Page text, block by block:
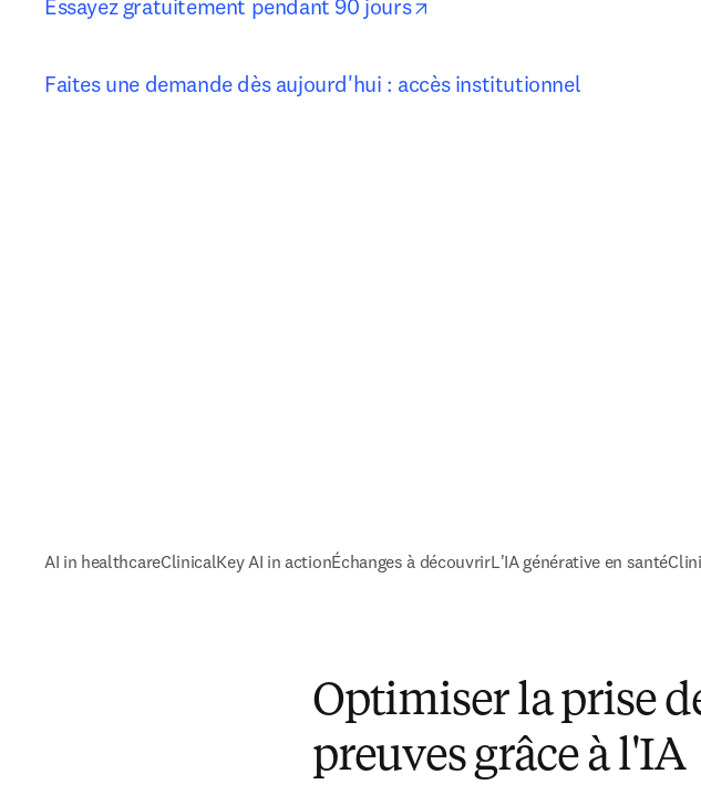
Essayez gratuitement pendant 90 jours
Faites une demande dès aujourd'hui : accès institutionnel
AI in healthcareClinicalKey AI in actionÉchanges à découvrirL'IA générative en santé
Optimiser la prise
preuves grâce à l'IA